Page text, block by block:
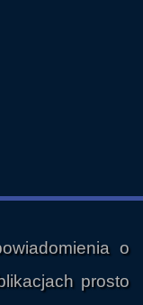
o
prosto